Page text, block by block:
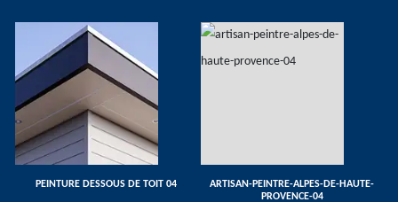
PEINTURE DESSOUS DE TOIT 04
ARTISAN-PEINTRE-ALPES-DE-HAUTE-
PROVENCE-04